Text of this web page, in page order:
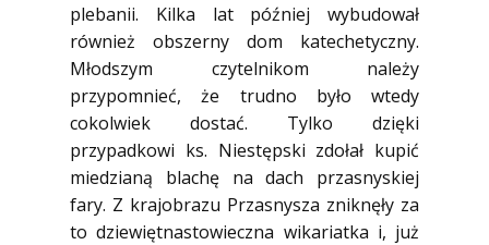
plebanii. Kilka lat później wybudował
również obszerny dom katechetyczny.
Młodszym czytelnikom należy
przypomnieć, że trudno było wtedy
cokolwiek dostać. Tylko dzięki
przypadkowi ks. Niestępski zdołał kupić
miedzianą blachę na dach przasnyskiej
fary. Z krajobrazu Przasnysza zniknęły za
to dziewiętnastowieczna wikariatka i, już